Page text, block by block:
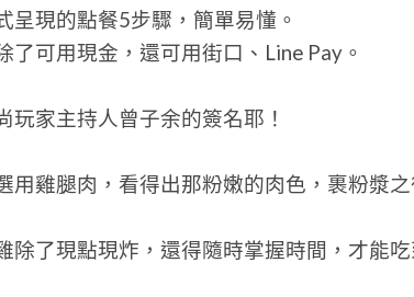
呈現的點餐5步驟，簡單易懂。
了可用現金，還可用街口、Line Pay。
玩家主持人曾子余的簽名耶！
用雞腿肉，看得出那粉嫩的肉色，裹粉漿之
除了現點現炸，還得隨時掌握時間，才能